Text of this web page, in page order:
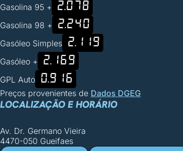
Gasolina 95 + 2.078
Gasolina 98 + 2.240
Gasóleo Simples 2.119
Gasóleo + 2.169
GPL Auto 0.916
Preços provenientes de Dados DGEG
LOCALIZAÇÃO E HORÁRIO
Av. Dr. Germano Vieira
4470-050 Gueifaes